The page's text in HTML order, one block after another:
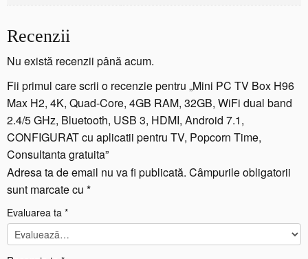
B
o
x
9
6
M
a
x
H
2,
4
K,
Q
a
Recenzii
Nu există recenzii până acum.
Fii primul care scrii o recenzie pentru „Mini PC TV Box H96
Max H2, 4K, Quad-Core, 4GB RAM, 32GB, WiFi dual band
2.4/5 GHz, Bluetooth, USB 3, HDMI, Android 7.1,
CONFIGURAT cu aplicatii pentru TV, Popcorn Time,
Consultanta gratuita”
Adresa ta de email nu va fi publicată. Câmpurile obligatorii
sunt marcate cu *
Evaluarea ta *